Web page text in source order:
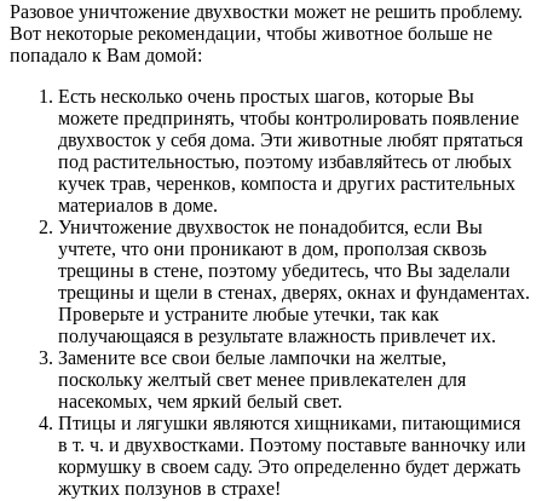
Разовое уничтожение двухвостки может не решить проблему.
Вот некоторые рекомендации, чтобы животное больше не
попадало к Вам домой:
Есть несколько очень простых шагов, которые Вы
можете предпринять, чтобы контролировать появление
двухвосток у себя дома. Эти животные любят прятаться
под растительностью, поэтому избавляйтесь от любых
кучек трав, черенков, компоста и других растительных
материалов в доме.
Уничтожение двухвосток не понадобится, если Вы
учтете, что они проникают в дом, проползая сквозь
трещины в стене, поэтому убедитесь, что Вы заделали
трещины и щели в стенах, дверях, окнах и фундаментах.
Проверьте и устраните любые утечки, так как
получающаяся в результате влажность привлечет их.
Замените все свои белые лампочки на желтые,
поскольку желтый свет менее привлекателен для
насекомых, чем яркий белый свет.
Птицы и лягушки являются хищниками, питающимися
в т. ч. и двухвостками. Поэтому поставьте ванночку или
кормушку в своем саду. Это определенно будет держать
жутких ползунов в страхе!